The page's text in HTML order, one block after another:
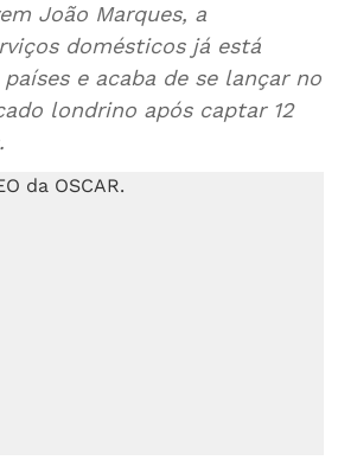
João Marques, a
domésticos já está
e acaba de se lançar no
londrino após captar 12